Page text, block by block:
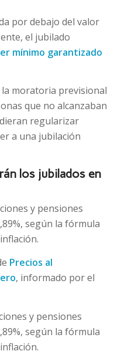
por debajo del valor
el jubilado
mínimo garantizado
moratoria previsional
que no alcanzaban
regularizar
a una jubilación
los jubilados en
y pensiones
según la fórmula
Precios al
, informado por el
y pensiones
según la fórmula